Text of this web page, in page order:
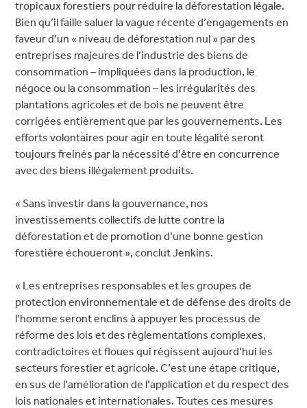
tropicaux forestiers pour réduire la déforestation légale.
Bien qu’il faille saluer la vague récente d’engagements en
faveur d’un « niveau de déforestation nul » par des
entreprises majeures de l’industrie des biens de
consommation – impliquées dans la production, le
négoce ou la consommation – les irrégularités des
plantations agricoles et de bois ne peuvent être
corrigées entièrement que par les gouvernements. Les
efforts volontaires pour agir en toute légalité seront
toujours freinés par la nécessité d’être en concurrence
avec des biens illégalement produits.
« Sans investir dans la gouvernance, nos
investissements collectifs de lutte contre la
déforestation et de promotion d’une bonne gestion
forestière échoueront », conclut Jenkins.
« Les entreprises responsables et les groupes de
protection environnementale et de défense des droits de
l’homme seront enclins à appuyer les processus de
réforme des lois et des règlementations complexes,
contradictoires et floues qui régissent aujourd’hui les
secteurs forestier et agricole. C’est une étape critique,
en sus de l’amélioration de l’application et du respect des
lois nationales et internationales. Toutes ces mesures